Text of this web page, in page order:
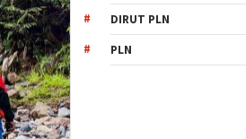
DIRUT PLN
PLN